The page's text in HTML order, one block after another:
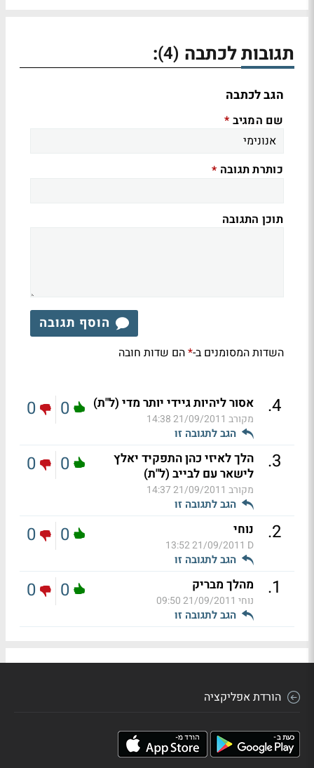
תגובות לכתבה (4)
:
הגב לכתבה
שם המגיב *
כותרת תגובה *
תוכן התגובה
הוסף תגובה
השדות המסומנים ב-*הם שדות חובה
4
. אסור ליהיות גיידי יותר מדי (ל"ת)
מקורב 21/09/2011 14:38
הגב לתגובה זו
0
0
3
.
הלך לאיזי כהן התפקיד יאלץ
לישאר עם לבייב (ל"ת)
מקורב 21/09/2011 14:37
הגב לתגובה זו
0
0
2
. נוחי
D
21/09/2011 13:52
הגב לתגובה זו
0
0
1
. מהלך מבריק
נוחי 21/09/2011 09:50
הגב לתגובה זו
0
0
הורדת אפליקציה